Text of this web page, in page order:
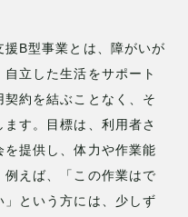
B型事業とは、障がいが
立した生活をサポート
約を結ぶことなく、そ
す。目標は、利用者さ
提供し、体力や作業能
えば、「この作業はで
という方には、少しず